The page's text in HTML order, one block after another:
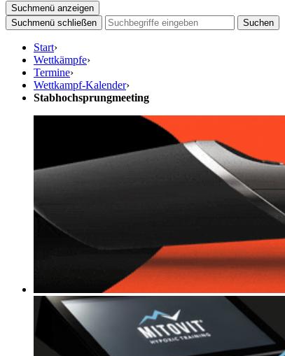
Suchmenü anzeigen
Suchmenü schließen
Suchen
Start›
Wettkämpfe›
Termine›
Wettkampf-Kalender›
Stabhochsprungmeeting